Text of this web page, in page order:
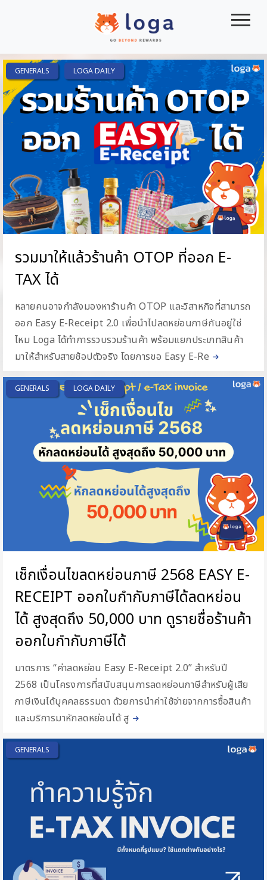
|||
GENERALS LOGA DAILY
รวมมาให้แล้วร้านค้า OTOP ที่ออก E-
TAX ได้
หลายคนอาจกำลังมองหาร้านค้า OTOP และวิสาหกิจที่สามารถ
ออก Easy E-Receipt 2.0 เพื่อนำไปลดหย่อนภาษีกันอยู่ใช่
ไหม Loga ได้ทำการรวบรวมร้านค้า พร้อมแยกประเภทสินค้า
มาให้สำหรับสายช้อปตัวจริง โดยการขอ Easy E-Re
GENERALS LOGA DAILY
เช็กเงื่อนไขลดหย่อนภาษี 2568 EASY E-
RECEIPT ออกใบกำกับภาษีได้ลดหย่อน
ได้ สูงสุดถึง 50,000 บาท ดูรายชื่อร้านค้า
ออกใบกำกับภาษีได้
มาตรการ “ค่าลดหย่อน Easy E-Receipt 2.0” สำหรับปี
2568 เป็นโครงการที่สนับสนุนการลดหย่อนภาษีสำหรับผู้เสีย
ภาษีเงินได้บุคคลธรรมดา ด้วยการนำค่าใช้จ่ายจากการซื้อสินค้า
และบริการมาหักลดหย่อนได้ สู
GENERALS